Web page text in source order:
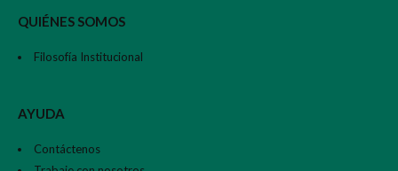
QUIÉNES SOMOS
Filosofía Institucional
AYUDA
Contáctenos